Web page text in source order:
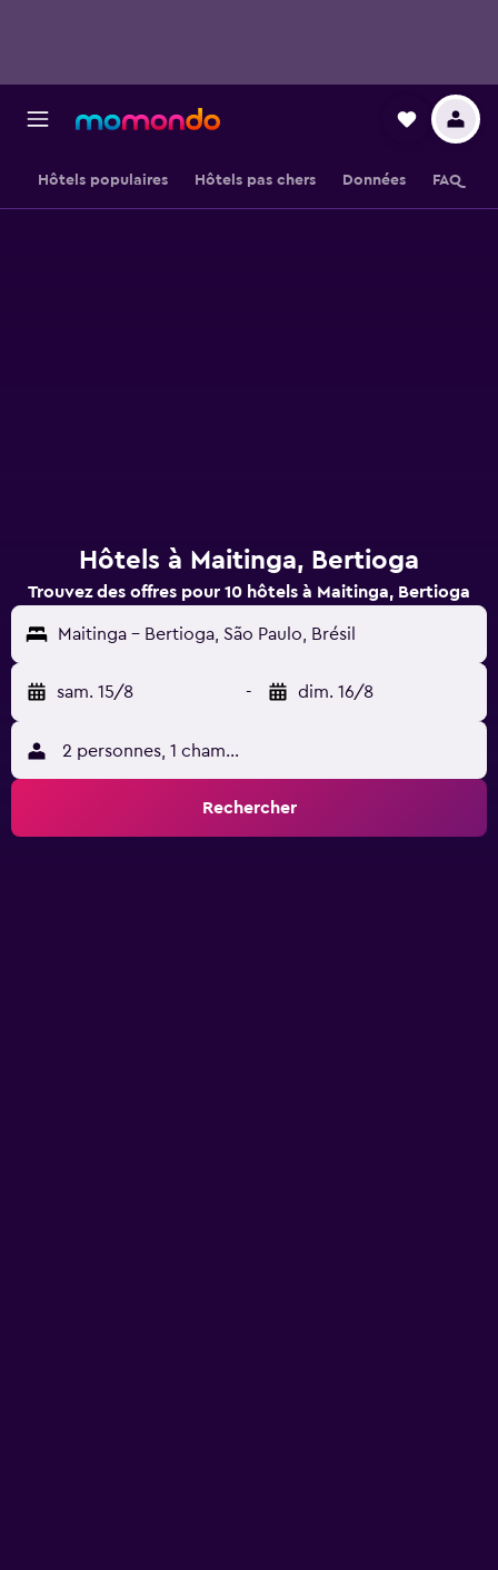
Hôtels populaires Hôtels pas chers Données FAQ
Hôtels à Maitinga, Bertioga
Trouvez des offres pour 10 hôtels à Maitinga, Bertioga
Maitinga - Bertioga, São Paulo, Brésil
sam. 15/8 - dim. 16/8
2 personnes, 1 chambre
Rechercher